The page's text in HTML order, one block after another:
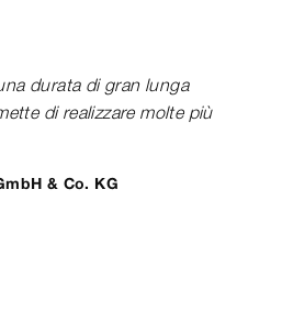
durata di gran lunga
di realizzare molte più
& Co. KG